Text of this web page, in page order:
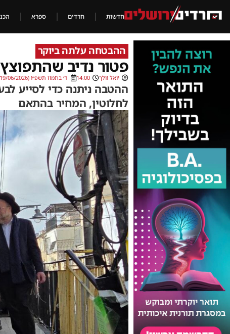
חדשות חרדים ספרא
ההבטחה עלתה ביוקר
פטור נדיב
יואל וולך 14:00 ד׳ בתמוז תשפ״ו (19/06/2026)
ההטבה ניתנה כדי לסייע
לחלוטין, המחיר בהתאם